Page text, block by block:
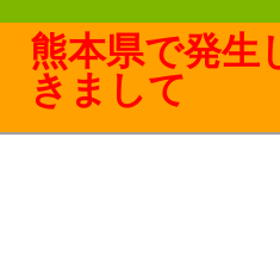
熊本県で発生
きまして